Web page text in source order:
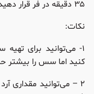
۳۵ دقیقه در فر قرار دهید تا روی آن طلایی شود سپس با سالاد سرو کنید.
نکات:
کنید اما سس را بیشتر
۲ – می‌توانید